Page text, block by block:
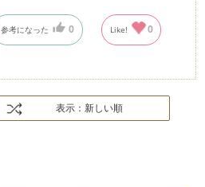
参考になった 0 Like! 0
表示：新しい順